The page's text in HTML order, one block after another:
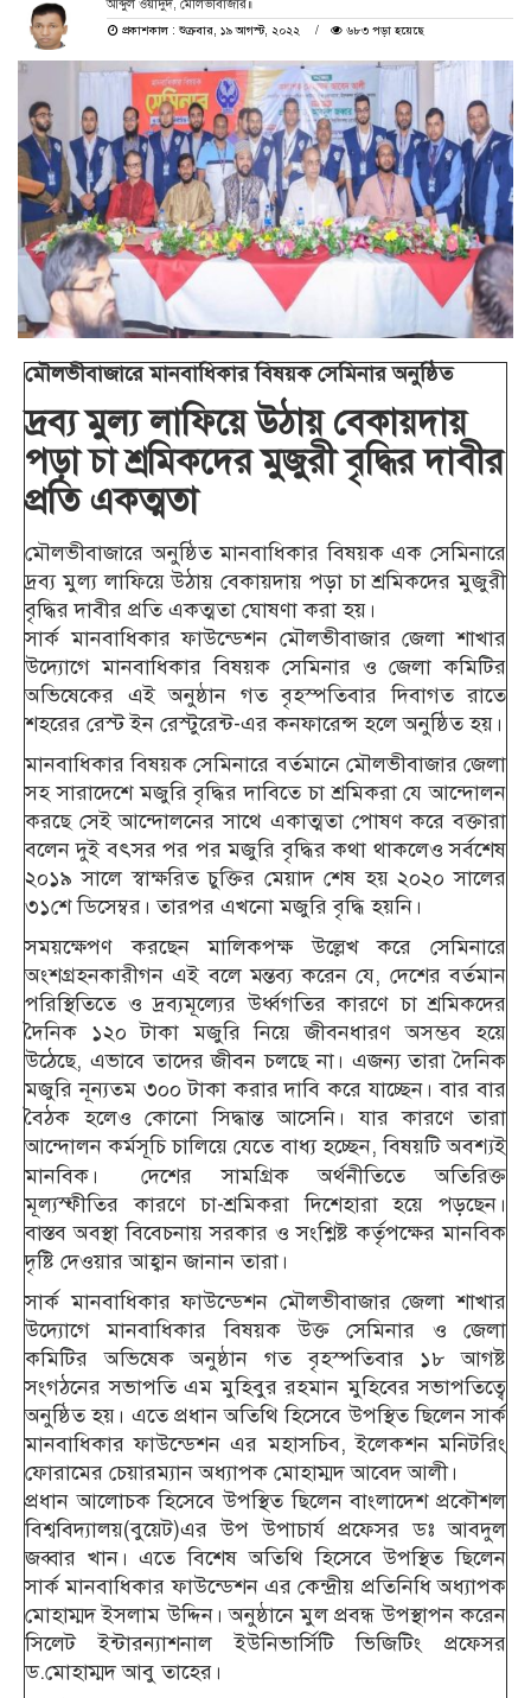
আব্দুল ওয়াদুদ, মৌলভীবাজার॥
প্রকাশকাল : শুক্রবার, ১৯ আগস্ট, ২০২২
৬৮৩ পড়া হয়েছে
মৌলভীবাজারে মানবাধিকার বিষয়ক সেমিনার অনুষ্ঠিত
দ্রব্য মুল্য লাফিয়ে উঠায় বেকায়দায়
পড়া চা শ্রমিকদের মুজুরী বৃদ্ধির দাবীর
প্রতি একত্মতা
মৌলভীবাজারে অনুষ্ঠিত মানবাধিকার বিষয়ক এক সেমিনারে
দ্রব্য মুল্য লাফিয়ে উঠায় বেকায়দায় পড়া চা শ্রমিকদের মুজুরী
বৃদ্ধির দাবীর প্রতি একত্মতা ঘোষণা করা হয়।
সার্ক মানবাধিকার ফাউন্ডেশন মৌলভীবাজার জেলা শাখার
উদ্যোগে মানবাধিকার বিষয়ক সেমিনার ও জেলা কমিটির
অভিষেকের এই অনুষ্ঠান গত বৃহস্পতিবার দিবাগত রাতে
শহরের রেস্ট ইন রেস্টুরেন্ট-এর কনফারেন্স হলে অনুষ্ঠিত হয়।
মানবাধিকার বিষয়ক সেমিনারে বর্তমানে মৌলভীবাজার জেলা
সহ সারাদেশে মজুরি বৃদ্ধির দাবিতে চা শ্রমিকরা যে আন্দোলন
করছে সেই আন্দোলনের সাথে একাত্মতা পোষণ করে বক্তারা
বলেন দুই বৎসর পর পর মজুরি বৃদ্ধির কথা থাকলেও সর্বশেষ
২০১৯ সালে স্বাক্ষরিত চুক্তির মেয়াদ শেষ হয় ২০২০ সালের
৩১শে ডিসেম্বর। তারপর এখনো মজুরি বৃদ্ধি হয়নি।
সময়ক্ষেপণ করছেন মালিকপক্ষ উল্লেখ করে সেমিনারে
অংশগ্রহনকারীগন এই বলে মন্তব্য করেন যে, দেশের বর্তমান
পরিস্থিতিতে ও দ্রব্যমূল্যের উর্ধ্বগতির কারণে চা শ্রমিকদের
দৈনিক ১২০ টাকা মজুরি নিয়ে জীবনধারণ অসম্ভব হয়ে
উঠেছে, এভাবে তাদের জীবন চলছে না। এজন্য তারা দৈনিক
মজুরি নূন্যতম ৩০০ টাকা করার দাবি করে যাচ্ছেন। বার বার
বৈঠক হলেও কোনো সিদ্ধান্ত আসেনি। যার কারণে তারা
আন্দোলন কর্মসূচি চালিয়ে যেতে বাধ্য হচ্ছেন, বিষয়টি অবশ্যই
মানবিক। দেশের সামগ্রিক অর্থনীতিতে অতিরিক্ত
মূল্যস্ফীতির কারণে চা-শ্রমিকরা দিশেহারা হয়ে পড়ছেন।
বাস্তব অবস্থা বিবেচনায় সরকার ও সংশ্লিষ্ট কর্তৃপক্ষের মানবিক
দৃষ্টি দেওয়ার আহ্বান জানান তারা।
সার্ক মানবাধিকার ফাউন্ডেশন মৌলভীবাজার জেলা শাখার
উদ্যোগে মানবাধিকার বিষয়ক উক্ত সেমিনার ও জেলা
কমিটির অভিষেক অনুষ্ঠান গত বৃহস্পতিবার ১৮ আগষ্ট
সংগঠনের সভাপতি এম মুহিবুর রহমান মুহিবের সভাপতিত্বে
অনুষ্ঠিত হয়। এতে প্রধান অতিথি হিসেবে উপস্থিত ছিলেন সার্ক
মানবাধিকার ফাউন্ডেশন এর মহাসচিব, ইলেকশন মনিটরিং
ফোরামের চেয়ারম্যান অধ্যাপক মোহাম্মদ আবেদ আলী।
প্রধান আলোচক হিসেবে উপস্থিত ছিলেন বাংলাদেশ প্রকৌশল
বিশ্ববিদ্যালয়(বুয়েট)এর উপ উপাচার্য প্রফেসর ডঃ আবদুল
জব্বার খান। এতে বিশেষ অতিথি হিসেবে উপস্থিত ছিলেন
সার্ক মানবাধিকার ফাউন্ডেশন এর কেন্দ্রীয় প্রতিনিধি অধ্যাপক
মোহাম্মদ ইসলাম উদ্দিন। অনুষ্ঠানে মুল প্রবন্ধ উপস্থাপন করেন
সিলেট ইন্টারন্যাশনাল ইউনিভার্সিটি ভিজিটিং প্রফেসর
ড.মোহাম্মদ আবু তাহের।